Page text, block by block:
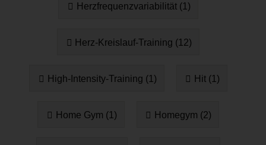
Herzfrequenzvariabilität (1)
Herz-Kreislauf-Training (12)
High-Intensity-Training (1) Hit (1)
Home Gym (1) Homegym (2)